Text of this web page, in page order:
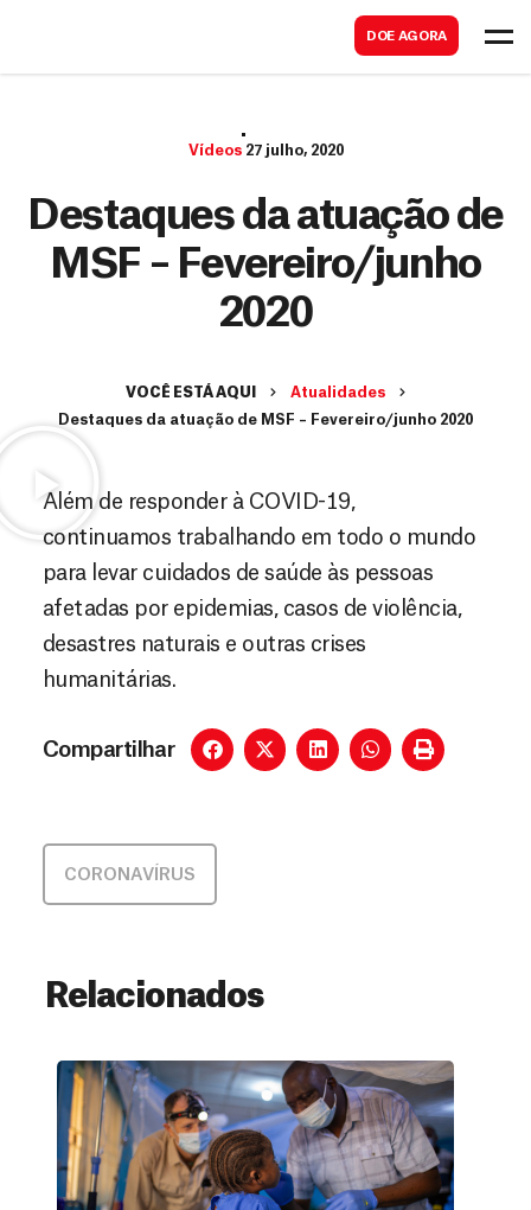
DOE AGORA
r
Vídeos 27 julho, 2020
Destaques da atuação de
MSF – Fevereiro/junho
2020
VOCÊ ESTÁ AQUI
Atualidades
Destaques da atuação de MSF – Fevereiro/junho 2020
Além de responder à COVID-19,
continuamos trabalhando em todo o mundo
para levar cuidados de saúde às pessoas
afetadas por epidemias, casos de violência,
desastres naturais e outras crises
humanitárias.
Compartilhar
CORONAVÍRUS
Relacionados
a
r